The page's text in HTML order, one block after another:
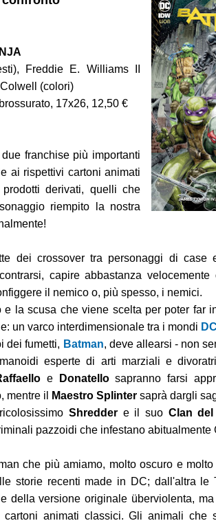
Freddie E. Williams II
(colori)
17x26, 12,50 €
franchise più importanti
ai rispettivi cartoni animati
derivati, quelli che
riempito la nostra
dei crossover tra personaggi di case
capire abbastanza
il nemico o, più spesso, i nemici.
la scusa che viene scelta per poter far
un varco interdimensionale tra i mondi DC
dei fumetti, Batman, deve allearsi - non
esperte di arti marziali e
e Donatellosapranno farsi
mentre il
Maestro Splinter saprà dargli
Shredder e il suo Clan del
pazzoidi che infestano abitualmente
che più amiamo, molto oscuro e
storie recenti made in DC; dall'altra le
della versione originale überviolenta,
cartoni animati classici. Gli animali che